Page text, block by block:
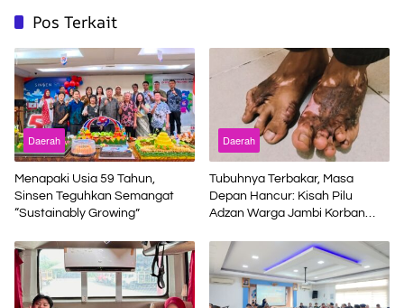
Pos Terkait
Daerah
Menapaki Usia 59 Tahun,
Sinsen Teguhkan Semangat
“Sustainably Growing”
Daerah
Tubuhnya Terbakar, Masa
Depan Hancur: Kisah Pilu
Adzan Warga Jambi Korban